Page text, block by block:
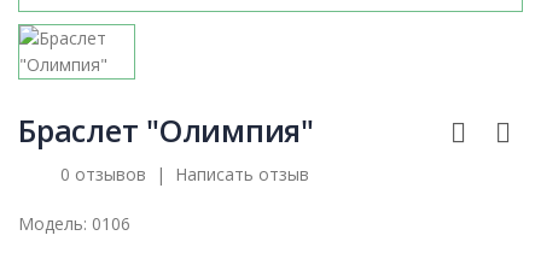
Браслет "Олимпия"
0 отзывов | Написать отзыв
Модель: 0106